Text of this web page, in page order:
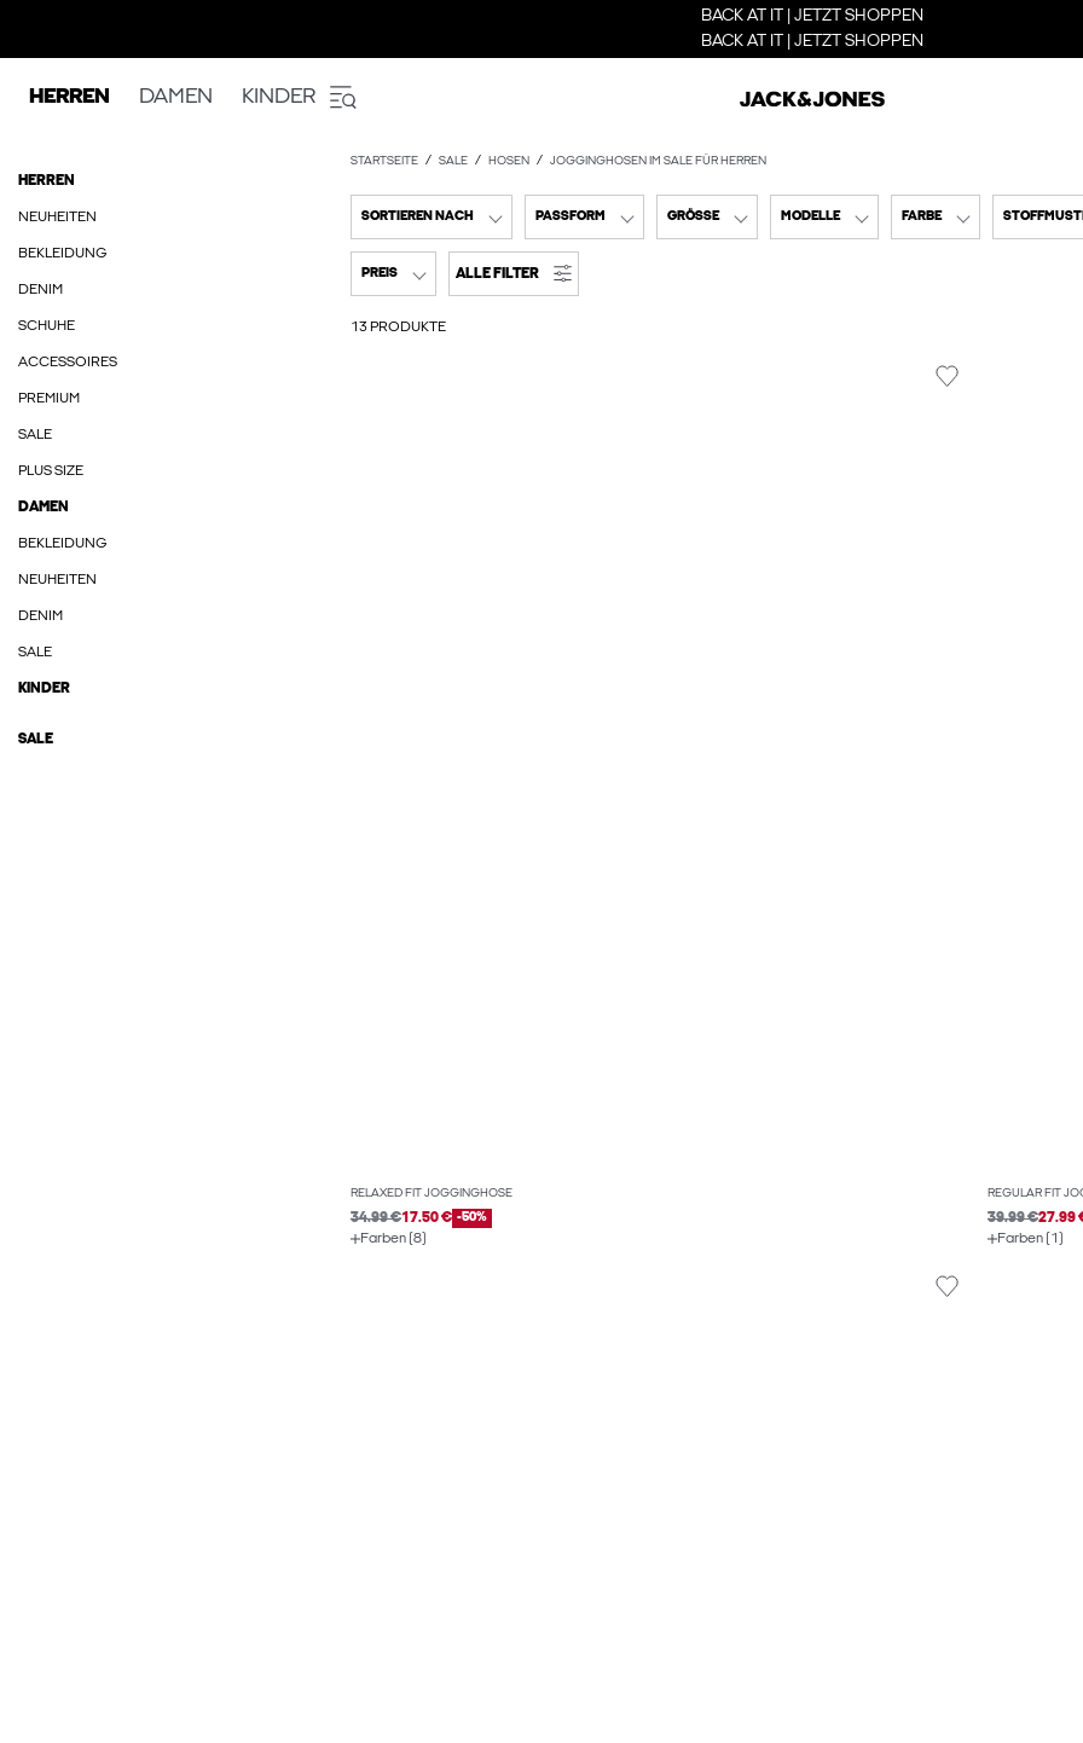
BACK AT IT | JETZT SHOPPEN
BACK AT IT | JETZT SHOPPEN
HERREN DAMEN KINDER
HERREN
NEUHEITEN
BEKLEIDUNG
DENIM
SCHUHE
ACCESSOIRES
PREMIUM
SALE
PLUS SIZE
DAMEN
BEKLEIDUNG
NEUHEITEN
DENIM
SALE
KINDER
SALE
STARTSEITE SALE HOSEN JOGGINGHOSEN IM SALE FÜR HERREN
SORTIEREN NACH PASSFORM GRÖSSE MODELLE FARBE
PREIS ALLE FILTER
13 PRODUKTE
RELAXED FIT JOGGINGHOSE
34.99 €17.50 € -50%
Farben (8)
REGULAR FIT
39.99 €27.99
Farben (1)